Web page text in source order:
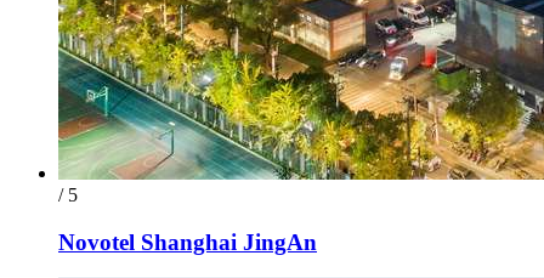
/ 5
Novotel Shanghai JingAn